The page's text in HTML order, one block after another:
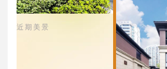
近期美景